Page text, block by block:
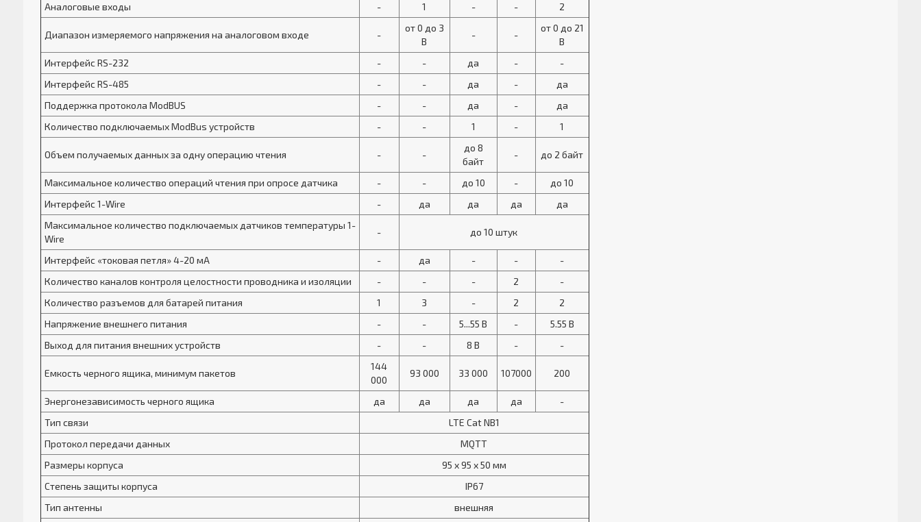
Аналоговые входы
- 1 - - 2
Диапазон измеряемого напряжения на аналоговом входе -
от 0 до 3
В
- -
от 0 до 21
В
Интерфейс RS-232
- - да -
-
Интерфейс RS-485
- - да -
да
Поддержка протокола ModBUS
- - да -
да
Количество подключаемых ModBus устройств
- - 1 - 1
Объем получаемых данных за одну операцию чтения - -
до 8
байт
- до 2 байт
Максимальное количество операций чтения при опросе датчика - - до 10 -
до 10
Интерфейс 1-Wire
- да да да
да
Максимальное количество подключаемых датчиков температуры 1-
Wire
- до 10 штук
Интерфейс «токовая петля» 4-20 мА - да - -
-
Количество каналов контроля целостности проводника и изоляции
- - - 2
-
Количество разъемов для батарей питания
1 3 - 2
2
Напряжение внешнего питания
- - 5...55 В -
5.55 В
Выход для питания внешних устройств
- - 8 В - -
Емкость черного ящика, минимум пакетов
144
000
93 000 33 000 107000 200
Энергонезависимость черного ящика да да да да
-
Тип связи
LTE Cat NB1
Протокол передачи данных
MQTT
Размеры корпуса
95 x 95 x 50 мм
Степень защиты корпуса
IP67
Тип антенны
внешняя